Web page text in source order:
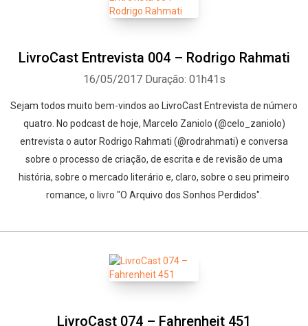
LivroCast Entrevista 004 – Rodrigo Rahmati
16/05/2017 Duração: 01h41s
Sejam todos muito bem-vindos ao LivroCast Entrevista de número
quatro. No podcast de hoje, Marcelo Zaniolo (@celo_zaniolo)
entrevista o autor Rodrigo Rahmati (@rodrahmati) e conversa
sobre o processo de criação, de escrita e de revisão de uma
história, sobre o mercado literário e, claro, sobre o seu primeiro
romance, o livro "O Arquivo dos Sonhos Perdidos".
LivroCast 074 – Fahrenheit 451